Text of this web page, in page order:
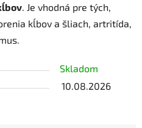
. Je vhodná pre tých,
kĺbov a šliach, artritída,
Skladom
10.08.2026